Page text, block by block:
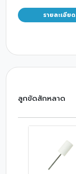
รายละเอียด
ลูกขัดสักหลาด